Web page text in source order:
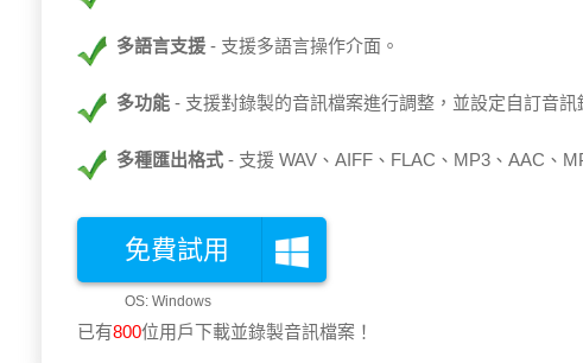
多語言支援 支援多語言操作介面。
多功能 支援對錄製的音訊檔案進行調整，並設定自訂音訊
多種匯出格式 支援 WAV、AIFF、FLAC、MP3、AAC、
免費試用
已有802位用戶下載並錄製音訊檔案！